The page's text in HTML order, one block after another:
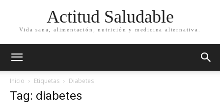
Actitud Saludable
Vida sana, alimentación, nutrición y medicina alternativa.
Inicio Etiquetas Diabetes
Tag: diabetes